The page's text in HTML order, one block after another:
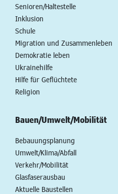
Senioren/Haltestelle
Inklusion
Schule
Migration und Zusammenleben
Demokratie leben
Ukrainehilfe
Hilfe für Geflüchtete
Religion
Bauen/Umwelt/Mobilität
Bebauungsplanung
Umwelt/Klima/Abfall
Verkehr/Mobilität
Glasfaserausbau
Aktuelle Baustellen